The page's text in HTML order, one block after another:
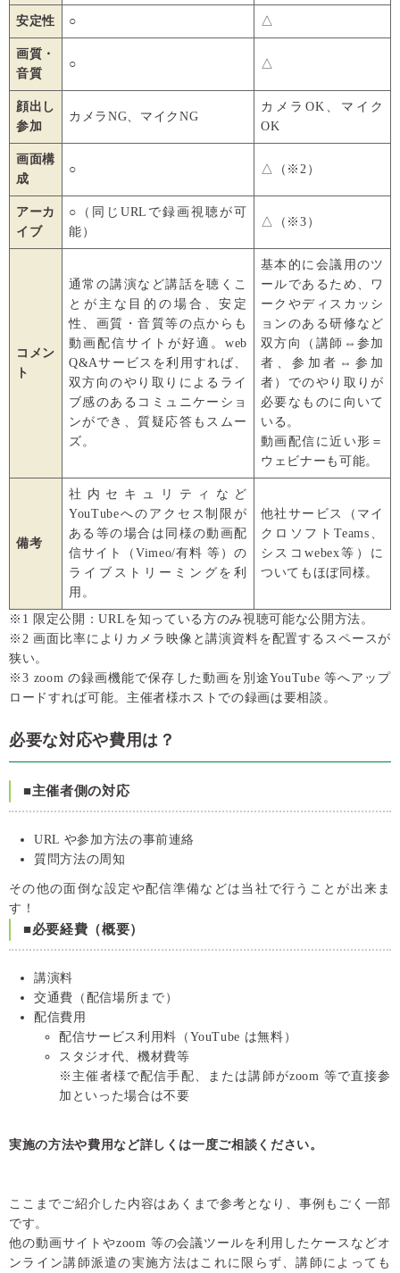
安定性 ○ △
画質・
音質
○ △
顔出し
参加
カメラNG、マイクNG
カメラOK、マイク
OK
画面構
成
○ △（※2）
アーカ
イブ
○（同じURLで録画視聴が可
能）
△（※3）
コメン
ト
通常の講演など講話を聴くこ
とが主な目的の場合、安定
性、画質・音質等の点からも
動画配信サイトが好適。web
Q&Aサービスを利用すれば、
双方向のやり取りによるライ
ブ感のあるコミュニケーショ
ンができ、質疑応答もスムー
ズ。
基本的に会議用のツ
ールであるため、ワ
ークやディスカッシ
ョンのある研修など
双方向（講師⇔参加
者、参加者⇔参加
者）でのやり取りが
必要なものに向いて
いる。
動画配信に近い形＝
ウェビナーも可能。
備考
社内セキュリティなど
YouTubeへのアクセス制限が
ある等の場合は同様の動画配
信サイト（Vimeo/有料 等）の
ライブストリーミングを利
用。
他社サービス（マイ
クロソフトTeams、
シスコwebex等）に
ついてもほぼ同様。
※1 限定公開：URLを知っている方のみ視聴可能な公開方法。
※2 画面比率によりカメラ映像と講演資料を配置するスペースが
狭い。
※3 zoom の録画機能で保存した動画を別途YouTube 等へアップ
ロードすれば可能。主催者様ホストでの録画は要相談。
必要な対応や費用は？
■主催者側の対応
URL や参加方法の事前連絡
質問方法の周知
その他の面倒な設定や配信準備などは当社で行うことが出来ま
す！
■必要経費（概要）
講演料
交通費（配信場所まで）
配信費用
配信サービス利用料（YouTube は無料）
スタジオ代、機材費等
※主催者様で配信手配、または講師がzoom 等で直接参
加といった場合は不要
実施の方法や費用など詳しくは一度ご相談ください。
ここまでご紹介した内容はあくまで参考となり、事例もごく一部
です。
他の動画サイトやzoom 等の会議ツールを利用したケースなどオ
ンライン講師派遣の実施方法はこれに限らず、講師によっても